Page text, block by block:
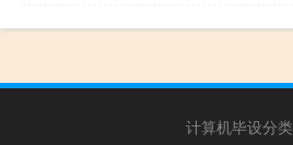
计算机毕设分类